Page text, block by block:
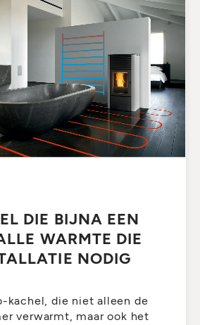
DIE BIJNA EEN
WARMTE DIE
NODIG
kachel, die niet alleen de
verwarmt, maar ook het